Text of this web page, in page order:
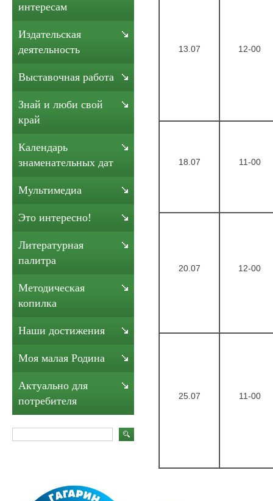
13.07 12-00
18.07 11-00
20.07 12-00
25.07 11-00
интересам
Издательская
деятельность
Выставочная работа
Знай и люби свой
край
Календарь
знаменательных дат
Мультимедиа
Это интересно!
Литературная
палитра
Методическая
копилка
Наши достижения
Моя малая Родина
Актуально для
потребителя